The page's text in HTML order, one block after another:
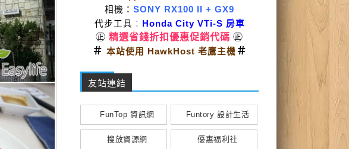
相機： SONY RX100 II
+ GX9
代步工具 ： Honda City VTi-S 房車
㊣ 精選省錢折扣優惠促銷代碼 ㊣
＃ 本站使用 HawkHost 老鷹主機＃
友站連結
FunTop 資訊網 Funtory 設計生活
搜放資源網 優惠福利社